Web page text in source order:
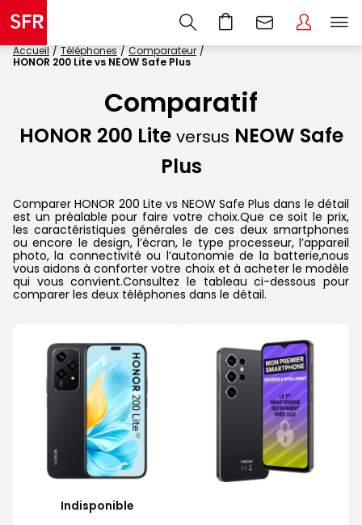
Accueil Téléphones
Comparateur
HONOR 200 Lite vs NEOW Safe Plus
Comparatif
HONOR 200 Lite versus NEOW Safe
Plus
Comparer HONOR 200 Lite vs NEOW Safe Plus dans le détail
est un préalable pour faire votre choix.Que ce soit le prix,
les caractéristiques générales de ces deux smartphones
ou encore le design, l’écran, le type processeur, l’appareil
photo, la connectivité ou l’autonomie de la batterie,nous
vous aidons à conforter votre choix et à acheter le modèle
qui vous convient.Consultez le tableau ci-dessous pour
comparer les deux téléphones dans le détail.
Indisponible